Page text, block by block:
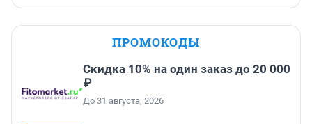
ПРОМОКОДЫ
Скидка 10% на один заказ до 20 000
₽
До 31 августа, 2026